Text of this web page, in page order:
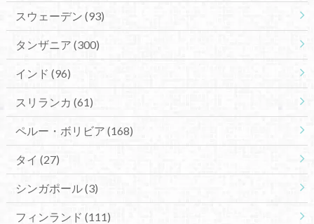
スウェーデン (93)
タンザニア (300)
インド (96)
スリランカ (61)
ペルー・ボリビア (168)
タイ (27)
シンガポール(3)
フィンランド (111)